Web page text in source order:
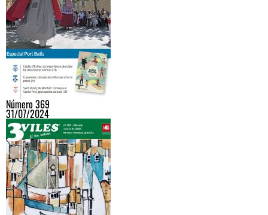
Número 369
31/07/2024